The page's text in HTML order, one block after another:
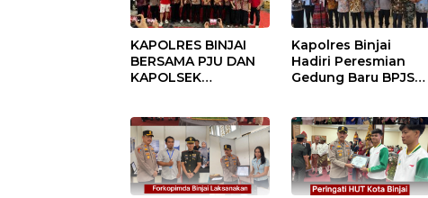
KAPOLRES BINJAI
BERSAMA PJU DAN
KAPOLSEK
BINJAI
Kapolres Binjai
Hadiri Peresmian
Gedung Baru BPJS
Perlindungan
Menyeluruh bagi
Pekerja”